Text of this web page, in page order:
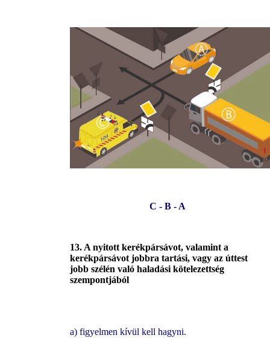
C - B - A
13. A nyitott kerékpársávot, valamint a
kerékpársávot jobbra tartási, vagy az úttest
jobb szélén való haladási kötelezettség
szempontjából
a) figyelmen kívül kell hagyni.